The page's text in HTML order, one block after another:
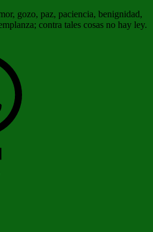
gozo, paz, paciencia, benignidad,
contra tales cosas no hay ley.